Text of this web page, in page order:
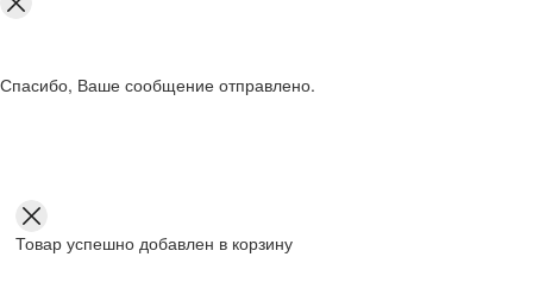
Спасибо, Ваше сообщение отправлено.
Товар успешно добавлен в корзину